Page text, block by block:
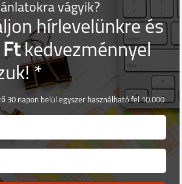
vágyik?
hírlevelünkre és
kedvezménnyel
*
30 napon belül egyszer használható fel 10.000